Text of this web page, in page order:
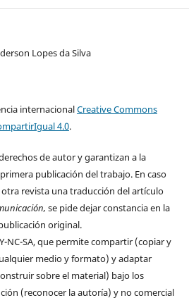
Lopes da Silva
internacionalCreative Commons
4.0.
de autor y garantizan a la
publicación del trabajo. En caso
revista una traducción del artículo
se pide dejar constancia en la
original.
NC-SA, que permite compartir (copiar y
medio y formato) y adaptar
sobre el material) bajo los
(reconocer la autoría) y no comercial